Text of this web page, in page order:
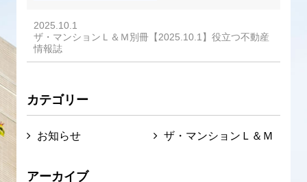
2025.10.1
ザ・マンションＬ＆Ｍ別冊【2025.10.1】役立つ不動産
情報誌
カテゴリー
お知らせ ザ・マンションＬ＆Ｍ
アーカイブ